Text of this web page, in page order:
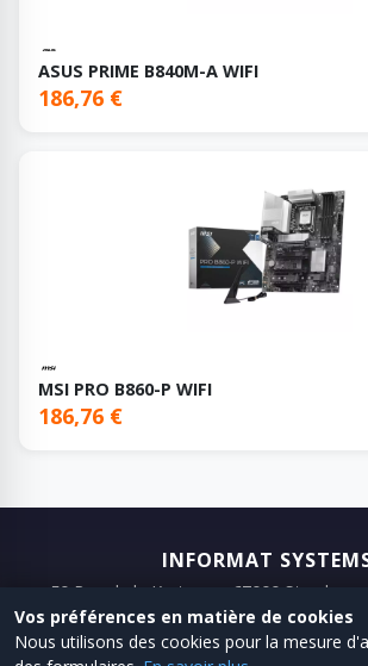
ASUS PRIME B840M-A WIFI
186,76 €
MSI PRO B860-P WIFI
186,76 €
INFORMAT
50 Rue de la Krutenau, 67000
📞 03 88 75 98 98 📧
Vos préférences en matière de cookies
Nous utilisons des cookies pour la mesure